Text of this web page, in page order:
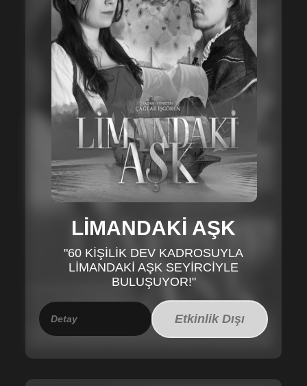
LİMANDAKİ AŞK
"60 KİŞİLİK DEV KADROSUYLA
LİMANDAKİ AŞK SEYİRCİYLE
BULUŞUYOR!"
Detay Etkinlik Dışı